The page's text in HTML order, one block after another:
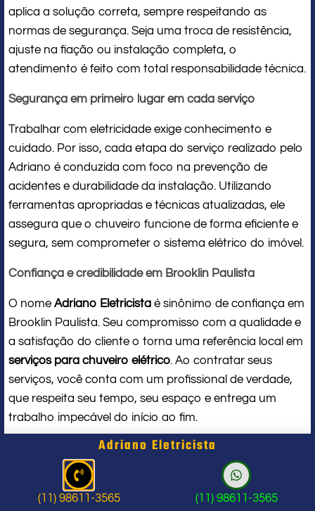
aplica a solução correta, sempre respeitando as
normas de segurança. Seja uma troca de resistência,
ajuste na fiação ou instalação completa, o
atendimento é feito com total responsabilidade técnica.
Segurança em primeiro lugar em cada serviço
Trabalhar com eletricidade exige conhecimento e
cuidado. Por isso, cada etapa do serviço realizado pelo
Adriano é conduzida com foco na prevenção de
acidentes e durabilidade da instalação. Utilizando
ferramentas apropriadas e técnicas atualizadas, ele
assegura que o chuveiro funcione de forma eficiente e
segura, sem comprometer o sistema elétrico do imóvel.
Confiança e credibilidade em Brooklin Paulista
O nome Adriano Eletricista é sinônimo de confiança em
Brooklin Paulista. Seu compromisso com a qualidade e
a satisfação do cliente o torna uma referência local em
serviços para chuveiro elétrico. Ao contratar seus
serviços, você conta com um profissional de verdade,
que respeita seu tempo, seu espaço e entrega um
trabalho impecável do início ao fim.
Problema com chuveiro: sinais que
indicam a hora de chamar um
profissional
Adriano Eletricista
(11) 98611-3565 (11) 98611-3565